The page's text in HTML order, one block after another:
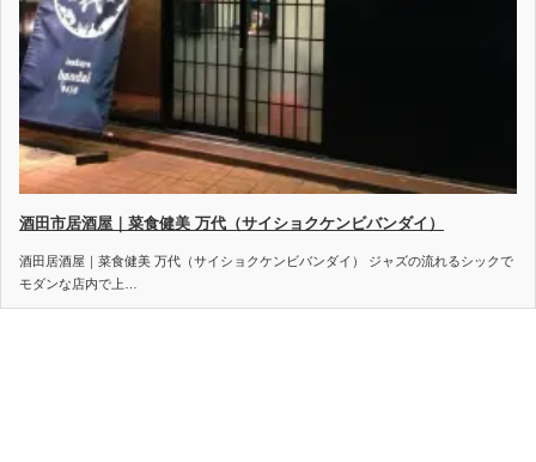
酒田市居酒屋｜菜食健美 万代（サイショクケンビバンダイ）
酒田居酒屋｜菜食健美 万代（サイショクケンビバンダイ） ジャズの流れるシックで
モダンな店内で上…